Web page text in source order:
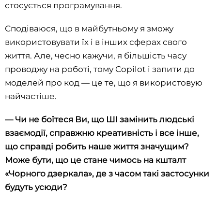
стосується програмування.
Сподіваюся, що в майбутньому я зможу
використовувати їх і в інших сферах свого
життя. Але, чесно кажучи, я більшість часу
проводжу на роботі, тому Copilot і запити до
моделей про код — це те, що я використовую
найчастіше.
— Чи не боїтеся Ви, що ШІ замінить людські
взаємодії, справжню креативність і все інше,
що справді робить наше життя значущим?
Може бути, що це стане чимось на кшталт
«Чорного дзеркала», де з часом такі застосунки
будуть усюди?